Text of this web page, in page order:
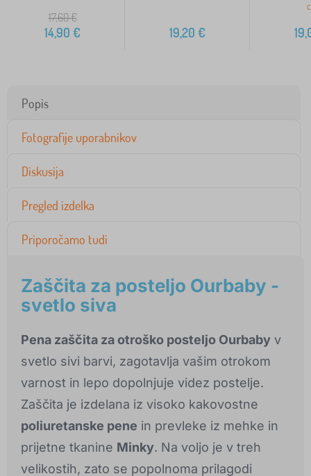
17,60€
14,90 € 19,20 €
Popis
Fotografije uporabnikov
Diskusija
Pregled izdelka
Priporočamo tudi
Zaščita za posteljo Ourbaby -
svetlo siva
Pena zaščita za otroško posteljo Ourbaby v
svetlo sivi barvi, zagotavlja vašim otrokom
varnost in lepo dopolnjuje videz postelje.
Zaščita je izdelana iz visoko kakovostne
poliuretanske pene in prevleke iz mehke in
prijetne tkanine Minky. Na voljo je v treh
velikostih, zato se popolnoma prilagodi